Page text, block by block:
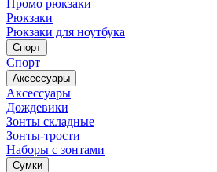
Промо рюкзаки
Рюкзаки
Рюкзаки для ноутбука
Спорт
Спорт
Аксессуары
Аксессуары
Дождевики
Зонты складные
Зонты-трости
Наборы с зонтами
Сумки